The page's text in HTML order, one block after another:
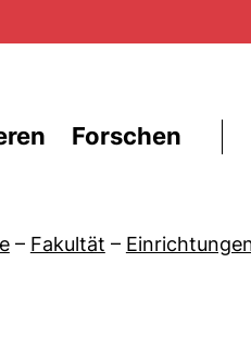
Forschen
– Fakultät –